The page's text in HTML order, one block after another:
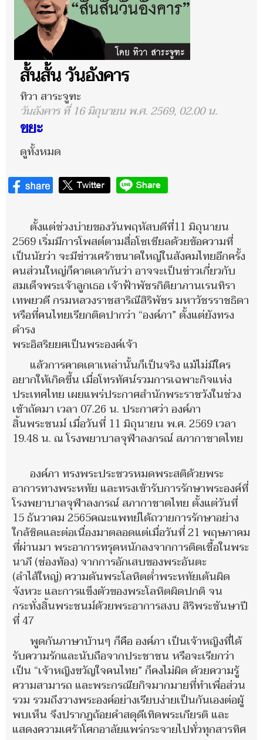
สั้นสั้น วันอังคาร
ทิวา สาระจูฑะ
วันอังคาร ที่ 16 มิถุนายน พ.ศ. 2569, 02.00 น.
ขยะ
ดูทั้งหมด
ตั้งแต่ช่วงบ่ายของวันพฤหัสบดีที่11 มิถุนายน
2569 เริ่มมีการโพสต์ตามสื่อโซเชียลด้วยข้อความที่
เป็นนัยว่า จะมีข่าวเศร้าขนาดใหญ่ในสังคมไทยอีกครั้ง
คนส่วนใหญ่ก็คาดเดากันว่า อาจจะเป็นข่าวเกี่ยวกับ
สมเด็จพระเจ้าลูกเธอ เจ้าฟ้าพัชรกิติยาภานเรนทิรา
เทพยวดี กรมหลวงราชสาริณีสิริพัชร มหาวัชรราชธิดา
หรือที่คนไทยเรียกติดปากว่า “องค์ภา” ตั้งแต่ยังทรง
ดำรง
พระอิสริยยศเป็นพระองค์เจ้า
แล้วการคาดเดาเหล่านั้นก็เป็นจริง แม้ไม่มีใคร
อยากให้เกิดขึ้น เมื่อโทรทัศน์รวมการเฉพาะกิจแห่ง
ประเทศไทย เผยแพร่ประกาศสำนักพระราชวังในช่วง
เช้าถัดมา เวลา 07.26 น. ประกาศว่า องค์ภา
สิ้นพระชนม์ เมื่อวันที่ 11 มิถุนายน พ.ศ. 2569 เวลา
19.48 น. ณ โรงพยาบาลจุฬาลงกรณ์ สภากาชาดไทย
องค์ภา ทรงพระประชวรหมดพระสติด้วยพระ
อาการทางพระหทัย และทรงเข้ารับการรักษาพระองค์ที่
โรงพยาบาลจุฬาลงกรณ์ สภากาชาดไทย ตั้งแต่วันที่
15 ธันวาคม 2565คณะแพทย์ได้ถวายการรักษาอย่าง
ใกล้ชิดและต่อเนื่องมาตลอดแต่เมื่อวันที่ 21 พฤษภาคม
ที่ผ่านมา พระอาการทรุดหนักลงจากการติดเชื้อในพระ
นาภี (ช่องท้อง) จากการอักเสบของพระอันตะ
(ลำไส้ใหญ่) ความดันพระโลหิตต่ำพระหทัยเต้นผิด
จังหวะ และการแข็งตัวของพระโลหิตผิดปกติ จน
กระทั่งสิ้นพระชนม์ด้วยพระอาการสงบ สิริพระชันษาปี
ที่ 47
พูดกันภาษาบ้านๆ ก็คือ องค์ภา เป็นเจ้าหญิงที่ได้
รับความรักและนับถือจากประชาชน หรือจะเรียกว่า
เป็น “เจ้าหญิงขวัญใจคนไทย” ก็คงไม่ผิด ด้วยความรู้
ความสามารถ และพระกรณียกิจมากมายที่ทำเพื่อส่วน
รวม รวมถึงวางพระองค์อย่างเรียบง่ายเป็นกันเองต่อผู้
พบเห็น จึงปรากฏถ้อยคำสดุดีเทิดพระเกียรติ และ
แสดงความเศร้าโศกอาลัยแพร่กระจายไปทั่วทุกสารทิศ